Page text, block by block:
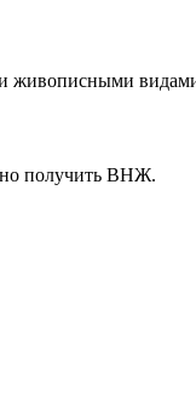
видами
получить ВНЖ.